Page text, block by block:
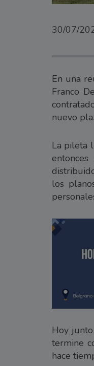
30/07/
En una
Franco
nuevo
La pileta
los
Hoy
termine
hace